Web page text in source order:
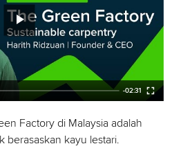
play_arrowPlay
-02:31 fullscreen
Factory di Malaysia adalah
kayu lestari.